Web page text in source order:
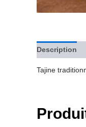
Description
Tajine